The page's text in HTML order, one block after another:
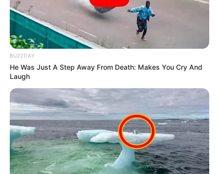
BUZZDAY
He Was Just A Step Away From Death: Makes You Cry And
Laugh